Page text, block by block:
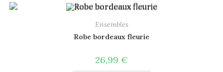
Ensembles
Robe bordeaux fleurie
26,99 €